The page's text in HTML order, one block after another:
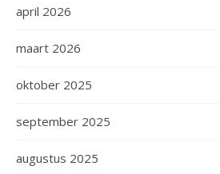
april 2026
maart 2026
oktober 2025
september 2025
augustus 2025